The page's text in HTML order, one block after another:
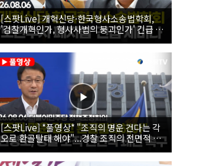
[스팟Live] 개혁신당·한국형사소송법학회,
'검찰개혁인가, 형사사법의 붕괴인가' 긴급 세
미나｜26.08.06
[스팟Live] *풀영상* "조직의 명운 건다는 각
오로 환골탈태 해야"...경찰 조직의 전면적 쇄
신 촉구한 한병도 | 26.08.06 더불어민주당 정
책조정회의